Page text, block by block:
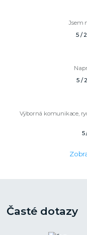
Jsem
5 /
5 /
Výborná komunikace,
5
Časté dotazy